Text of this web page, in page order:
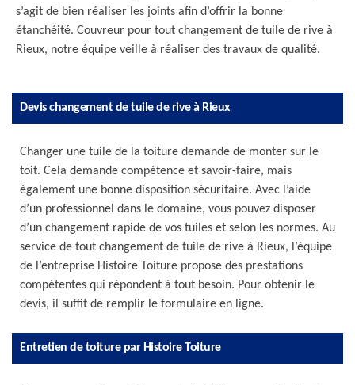
s’agit de bien réaliser les joints afin d’offrir la bonne
étanchéité. Couvreur pour tout changement de tuile de rive à
Rieux, notre équipe veille à réaliser des travaux de qualité.
Devis changement de tuile de rive à Rieux
Changer une tuile de la toiture demande de monter sur le
toit. Cela demande compétence et savoir-faire, mais
également une bonne disposition sécuritaire. Avec l’aide
d’un professionnel dans le domaine, vous pouvez disposer
d’un changement rapide de vos tuiles et selon les normes. Au
service de tout changement de tuile de rive à Rieux, l’équipe
de l’entreprise Histoire Toiture propose des prestations
compétentes qui répondent à tout besoin. Pour obtenir le
devis, il suffit de remplir le formulaire en ligne.
Entretien de toiture par Histoire Toiture